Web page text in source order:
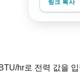
링크 복사
hr로 전력 값을